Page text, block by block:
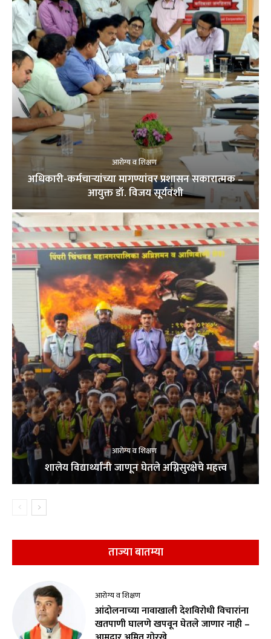
आरोग्य व शिक्षण
अधिकारी-कर्मचाऱ्यांच्या मागण्यांवर प्रशासन सकारात्मक –
आयुक्त डॉ. विजय सूर्यवंशी
आरोग्य व शिक्षण
शालेय विद्यार्थ्यांनी जाणून घेतले अग्निसुरक्षेचे महत्त्व
ताज्या बातम्या
आरोग्य व शिक्षण
आंदोलनाच्या नावाखाली देशविरोधी विचारांना
खतपाणी घालणे खपवून घेतले जाणार नाही –